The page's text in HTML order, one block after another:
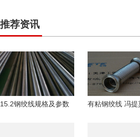
推荐资讯
15.2钢绞线规格及参数
有粘钢绞线 冯提